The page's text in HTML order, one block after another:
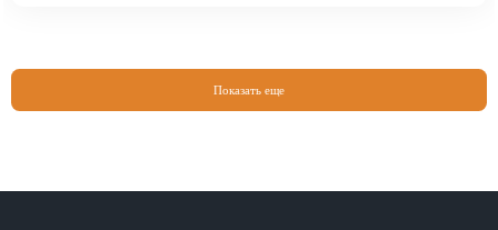
Показать еще